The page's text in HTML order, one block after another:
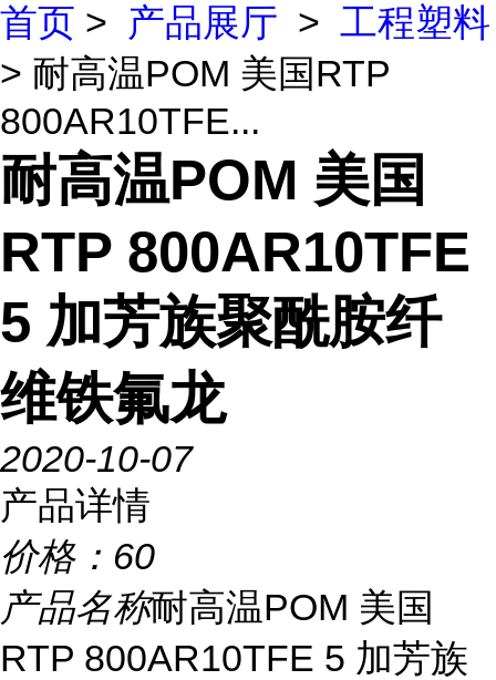
首页 > 产品展厅 > 工程塑料
> 耐高温POM 美国RTP
800AR10TFE...
耐高温POM 美国
RTP 800AR10TFE
5 加芳族聚酰胺纤
维铁氟龙
2020-10-07
产品详情
价格： 60
产品名称耐高温POM 美国
RTP 800AR10TFE 5 加芳族